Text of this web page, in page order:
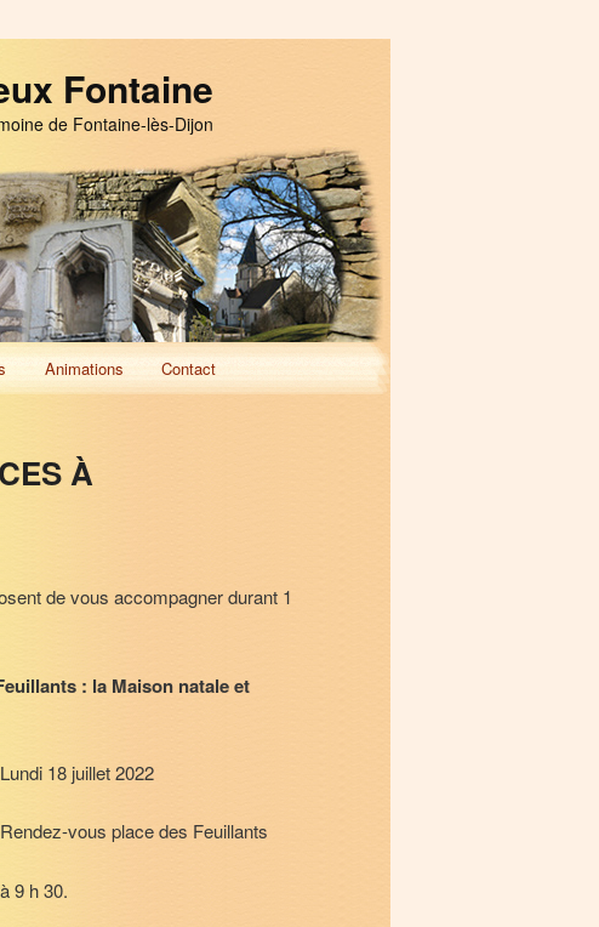
Fontaine
de Fontaine-lès-Dijon
Animations Contact
À
de vous accompagner durant 1
: la Maison natale et
Lundi 18 juillet 2022
Rendez-vous place des Feuillants
à 9 h 30.